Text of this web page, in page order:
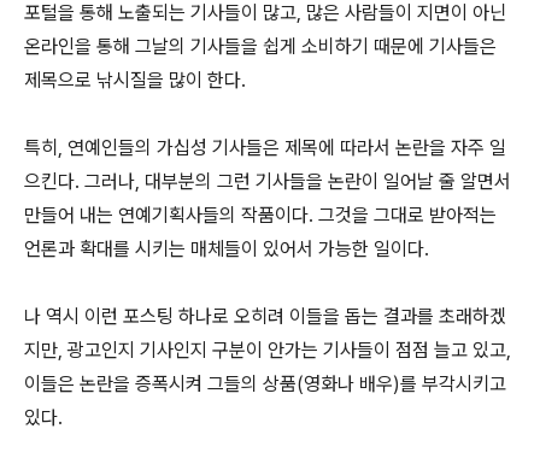
포털을 통해 노출되는 기사들이 많고, 많은 사람들이 지면이 아닌
온라인을 통해 그날의 기사들을 쉽게 소비하기 때문에 기사들은
제목으로 낚시질을 많이 한다.
특히, 연예인들의 가십성 기사들은 제목에 따라서 논란을 자주 일
으킨다. 그러나, 대부분의 그런 기사들을 논란이 일어날 줄 알면서
만들어 내는 연예기획사들의 작품이다. 그것을 그대로 받아적는
언론과 확대를 시키는 매체들이 있어서 가능한 일이다.
나 역시 이런 포스팅 하나로 오히려 이들을 돕는 결과를 초래하겠
지만, 광고인지 기사인지 구분이 안가는 기사들이 점점 늘고 있고,
이들은 논란을 증폭시켜 그들의 상품(영화나 배우)를 부각시키고
있다.